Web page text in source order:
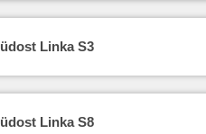
Linka S3
Linka S8